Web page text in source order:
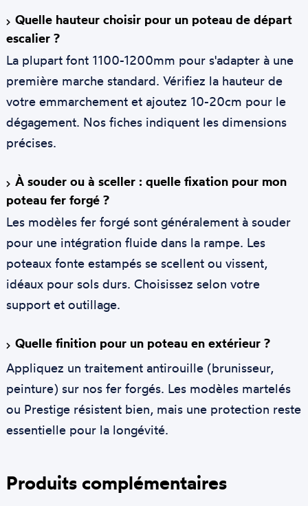
Quelle hauteur choisir pour un poteau de départ
escalier ?
La plupart font 1100-1200mm pour s'adapter à une
première marche standard. Vérifiez la hauteur de
votre emmarchement et ajoutez 10-20cm pour le
dégagement. Nos fiches indiquent les dimensions
précises.
À souder ou à sceller : quelle fixation pour mon
poteau fer forgé ?
Les modèles fer forgé sont généralement à souder
pour une intégration fluide dans la rampe. Les
poteaux fonte estampés se scellent ou vissent,
idéaux pour sols durs. Choisissez selon votre
support et outillage.
Quelle finition pour un poteau en extérieur ?
Appliquez un traitement antirouille (brunisseur,
peinture) sur nos fer forgés. Les modèles martelés
ou Prestige résistent bien, mais une protection reste
essentielle pour la longévité.
Produits complémentaires